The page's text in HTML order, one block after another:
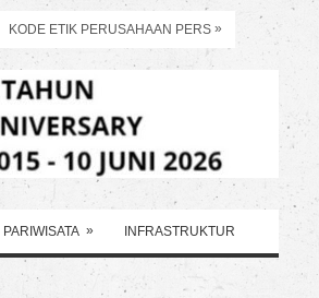
KODE ETIK PERUSAHAAN PERS »
PARIWISATA » INFRASTRUKTUR